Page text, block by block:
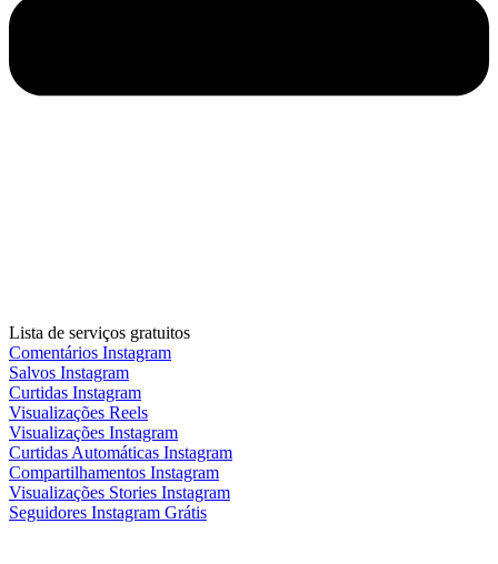
Lista de serviços gratuitos
Comentários Instagram
Salvos Instagram
Curtidas Instagram
Visualizações Reels
Visualizações Instagram
Curtidas Automáticas Instagram
Compartilhamentos Instagram
Visualizações Stories Instagram
Seguidores Instagram Grátis